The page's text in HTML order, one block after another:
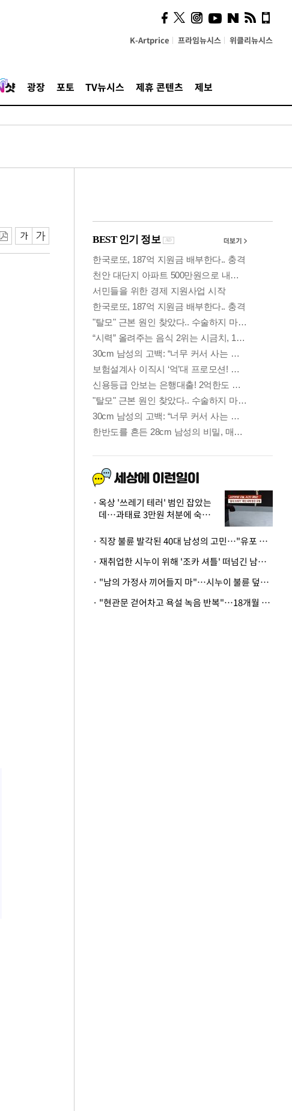
K-Artprice 프라임뉴시스 위클리뉴시스
광장 포토 TV뉴시스 제휴 콘텐츠 제보
시, 스마트폰 액세서리에
NFC 더했다
옥상 '쓰레기 테러' 범인 잡았는
데…과태료 3만원 처분에 숙박업
· 직장 불륜 발각된 40대 남성의 고민…"유포 동료 명예훼손·협박죄 고소 가능할까"
· 재취업한 시누이 위해 '조카 셔틀' 떠넘긴 남편…아내 "난 못한다"
· "남의 가정사 끼어들지 마"…시누이 불륜 덮으려는 남편에 억울한 아내
· "현관문 걷어차고 욕설 녹음 반복"…18개월 아기 키우는 집 뒤흔든 '앞집의 비극'